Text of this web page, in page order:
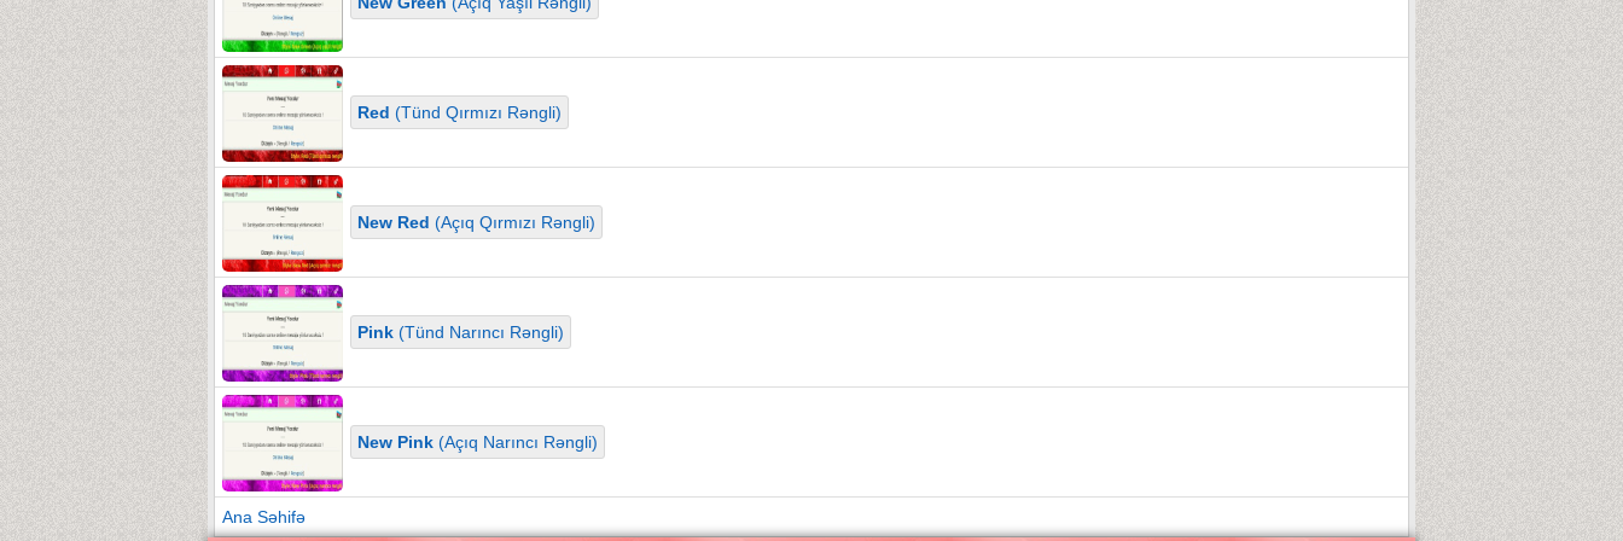
Red (Tünd Qırmızı Rəngli)
New Red (Açıq Qırmızı Rəngli)
Pink(Tünd Narıncı Rəngli)
New Pink(Açıq Narıncı Rəngli)
Ana Səhifə